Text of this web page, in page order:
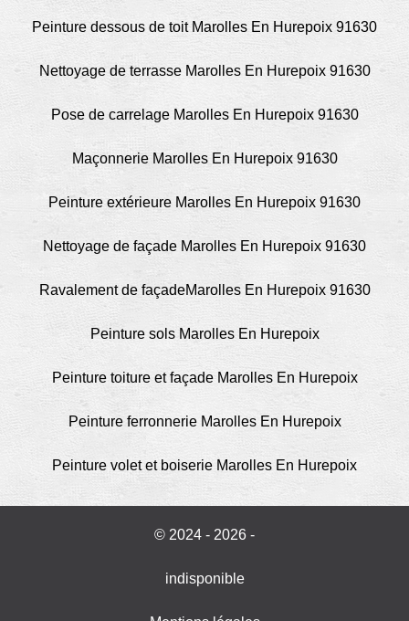
Peinture dessous de toit Marolles En Hurepoix 91630
Nettoyage de terrasse Marolles En Hurepoix 91630
Pose de carrelage Marolles En Hurepoix 91630
Maçonnerie Marolles En Hurepoix 91630
Peinture extérieure Marolles En Hurepoix 91630
Nettoyage de façade Marolles En Hurepoix 91630
Ravalement de façadeMarolles En Hurepoix 91630
Peinture sols Marolles En Hurepoix
Peinture toiture et façade Marolles En Hurepoix
Peinture ferronnerie Marolles En Hurepoix
Peinture volet et boiserie Marolles En Hurepoix
© 2024 - 2026 -
indisponible